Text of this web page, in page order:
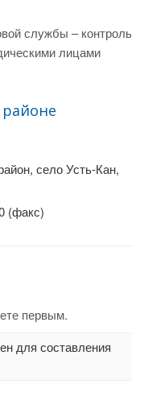
службы – контроль
лицами
село Усть-Кан,
(факс)
первым.
для составления